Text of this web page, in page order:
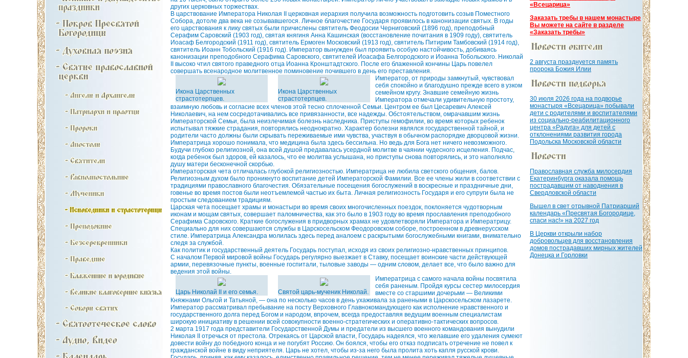
других церковных торжествах.
В царствование Императора Николая II церковная иерархия получила возможность подготовить созыв Поместного
Собора, дотоле два века не созывавшегося. Личное благочестие Государя проявилось в канонизации святых. В годы
его царствования к лику святых были причислены святитель Феодосии Черниговский (1896 год), преподобный
Серафим Саровский (1903 год), святая княгиня Анна Кашинская (восстановление почитания в 1909 году), святитель
Иоасаф Белгородский (1911 год), святитель Ермоген Московский (1913 год), святитель Питирим Тамбовский (1914 год),
святитель Иоанн Тобольский (1916 год). Император вынужден был проявить особую настойчивость, добиваясь
канонизации преподобного Серафима Саровского, святителей Иоасафа Белгородского и Иоанна Тобольского. Николай
II высоко чтил святого праведного отца Иоанна Кронштадтского. После его блаженной кончины Царь повелел
совершать всенародное молитвенное поминовение почившего в день его преставления.
Икона Царственных
страстотерпцев.
Икона Царственных
страстотерпцев.
Император, от природы замкнутый, чувствовал
себя спокойно и благодушно прежде всего в узком
семейном кругу. Знавшие семейную жизнь
Императора отмечали удивительную простоту,
взаимную любовь и согласие всех членов этой тесно сплоченной Семьи. Центром ее был Цесаревич Алексей
Николаевич, на нем сосредотачивались все привязанности, все надежды. Обстоятельством, омрачавшим жизнь
Императорской Семьи, была неизлечимая болезнь наследника. Приступы гемофилии, во время которых ребенок
испытывал тяжкие страдания, повторялись неоднократно. Характер болезни являлся государственной тайной, и
родители часто должны были скрывать переживаемые ими чувства, участвуя в обычном распорядке дворцовой жизни.
Императрица хорошо понимала, что медицина была здесь бессильна. Но ведь для Бога нет ничего невозможного.
Будучи глубоко религиозной, она всей душой предавалась усердной молитве в чаянии чудесного исцеления. Подчас,
когда ребенок был здоров, ей казалось, что ее молитва услышана, но приступы снова повторялись, и это наполняло
душу матери бесконечной скорбью.
Императорская чета отличалась глубокой религиозностью. Императрица не любила светского общения, балов.
Религиозным духом было проникнуто воспитание детей Императорской Фамилии. Все ее члены жили в соответствии с
традициями православного благочестия. Обязательные посещения богослужений в воскресные и праздничные дни,
говенье во время постов были неотъемлемой частью их быта. Личная религиозность Государя и его супруги была не
простым следованием традициям.
Царская чета посещает храмы и монастыри во время своих многочисленных поездок, поклоняется чудотворным
иконам и мощам святых, совершает паломничества, как это было в 1903 году во время прославления преподобного
Серафима Саровского. Краткие богослужения в придворных храмах не удовлетворяли Императора и Императрицу.
Специально для них совершаются службы в Царскосельском Феодоровском соборе, построенном в древнерусском
стиле. Императрица Александра молилась здесь перед аналоем с раскрытыми богослужебными книгами, внимательно
следя за службой.
Как политик и государственный деятель Государь поступал, исходя из своих религиозно-нравственных принципов.
С началом Первой мировой войны Государь регулярно выезжает в Ставку, посещает воинские части действующей
армии, перевязочные пункты, военные госпитали, тыловые заводы — одним словом, делает все, что было важно для
ведения этой войны.
Царь Николай II и его семья. Святой царь-мученик Николай.
Императрица с самого начала войны посвятила
себя раненым. Пройдя курсы сестер милосердия
вместе со старшими дочерьми — Великими
Княжнами Ольгой и Татьяной, — она по несколько часов в день ухаживала за ранеными в Царскосельском лазарете.
Император рассматривал пребывание на посту Верховного Главнокомандующего как исполнение нравственного и
государственного долга перед Богом и народом, впрочем, всегда предоставляя ведущим военным специалистам
широкую инициативу в решении всей совокупности военно-стратегических и оперативно-тактических вопросов.
2 марта 1917 года представители Государственной Думы и предатели из высшего военного командования вынудили
Николая II отречься от престола. Отрекаясь от Царской власти, Государь надеялся, что желавшие его удаления сумеют
довести войну до победного конца и не погубят Россию. Он боялся, чтобы его отказ подписать отречение не повел к
гражданской войне в виду неприятеля. Царь не хотел, чтобы из-за него была пролита хоть капля русской крови.
«Всецарица»
Заказать требы в нашем монастыре
Вы можете на сайте в разделе
«Заказать требы»
2 августа празднуется память
пророка Божия Илии
30 июля 2026 года на подворье
монастыря «Всецарица» побывали
дети с родителями и воспитателями
из социально-реабилитационного
центра «Радуга» для детей с
отклонениями развития города
Подольска Московской области
Православная служба милосердия
Екатеринбурга оказала помощь
пострадавшим от наводнения в
Свердловской области
Вышел в свет отрывной Патриарший
календарь «Пресвятая Богородице,
спаси нас!» на 2027 год
В Церкви открыли набор
добровольцев для восстановления
домов пострадавших мирных жителей
Донецка и Горловки